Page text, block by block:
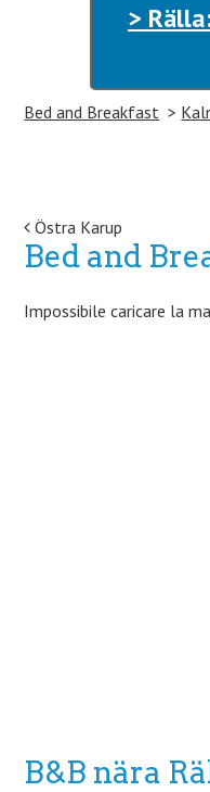
>
Bed and Breakfast
Post
Östra Karup
Bed and
Impossibile caricare la
B&B nära